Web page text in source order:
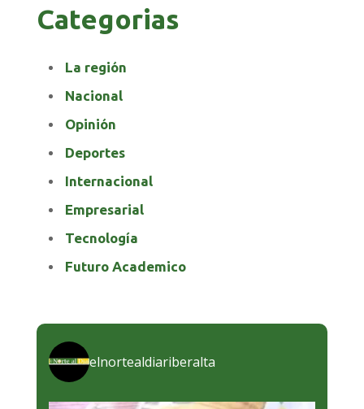
Categorias
La región
Nacional
Opinión
Deportes
Internacional
Empresarial
Tecnología
Futuro Academico
elnortealdiariberalta